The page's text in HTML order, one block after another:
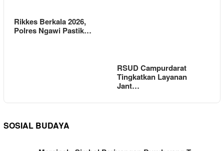
Rikkes Berkala 2026,
Polres Ngawi Pastik…
RSUD Campurdarat
Tingkatkan Layanan
Jant…
SOSIAL BUDAYA